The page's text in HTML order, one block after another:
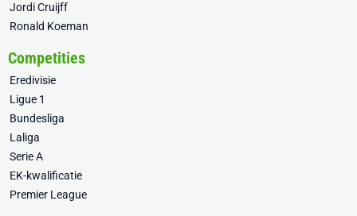
Jordi Cruijff
Ronald Koeman
Competities
Eredivisie
Ligue 1
Bundesliga
Laliga
Serie A
EK-kwalificatie
Premier League